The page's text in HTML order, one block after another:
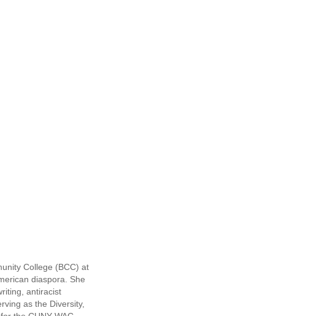
College (BCC) at
diaspora. She
antiracist
as the Diversity,